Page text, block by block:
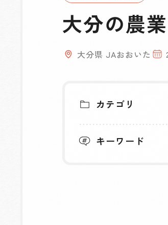
大分の農
大分県 JAおおいた
カテゴリ
キーワード